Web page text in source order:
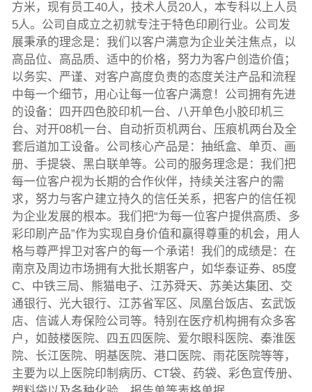
方米，现有员工40人，技术人员20人，本专科以上人员
5人。公司自成立之初就专注于特色印刷行业。公司发
展秉承的理念是：我们以客户满意为企业关注焦点，以
高品位、高品质、适中的价格，努力为客户创造价值；
以务实、严谨、对客户高度负责的态度关注产品和流程
中每一个细节，用心让每一位客户满意！公司拥有先进
的设备：四开四色胶印机一台、八开单色小胶印机三
台、对开08机一台、自动折页机两台、压痕机两台及全
套后道加工设备。公司核心产品是：抽纸盒、单页、画
册、手提袋、黑白联单等。公司的服务理念是：我们把
每一位客户视为长期的合作伙伴，持续关注客户的需
求，努力与客户建立持久的信任关系，把客户的信任视
为企业发展的根本。我们把“为每一位客户提供高质、多
彩印刷产品”作为实现自身价值和赢得尊重的机会，用人
格与尊严捍卫对客户的每一个承诺！我们的成绩是：在
南京及周边市场拥有大批长期客户，如华泰证券、85度
C、中铁三局、熊猫电子、江苏舜天、苏美达集团、交
通银行、光大银行、江苏省军区、凤凰台饭店、玄武饭
店、信诚人寿保险公司等。特别在医疗机构拥有众多客
户，如鼓楼医院、四五四医院、爱尔眼科医院、秦淮医
院、长江医院、明基医院、港口医院、雨花医院等等，
主要为以上医院印制病历、CT袋、药袋、彩色宣传册、